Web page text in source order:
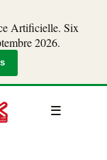
Artificielle. Six
2026.